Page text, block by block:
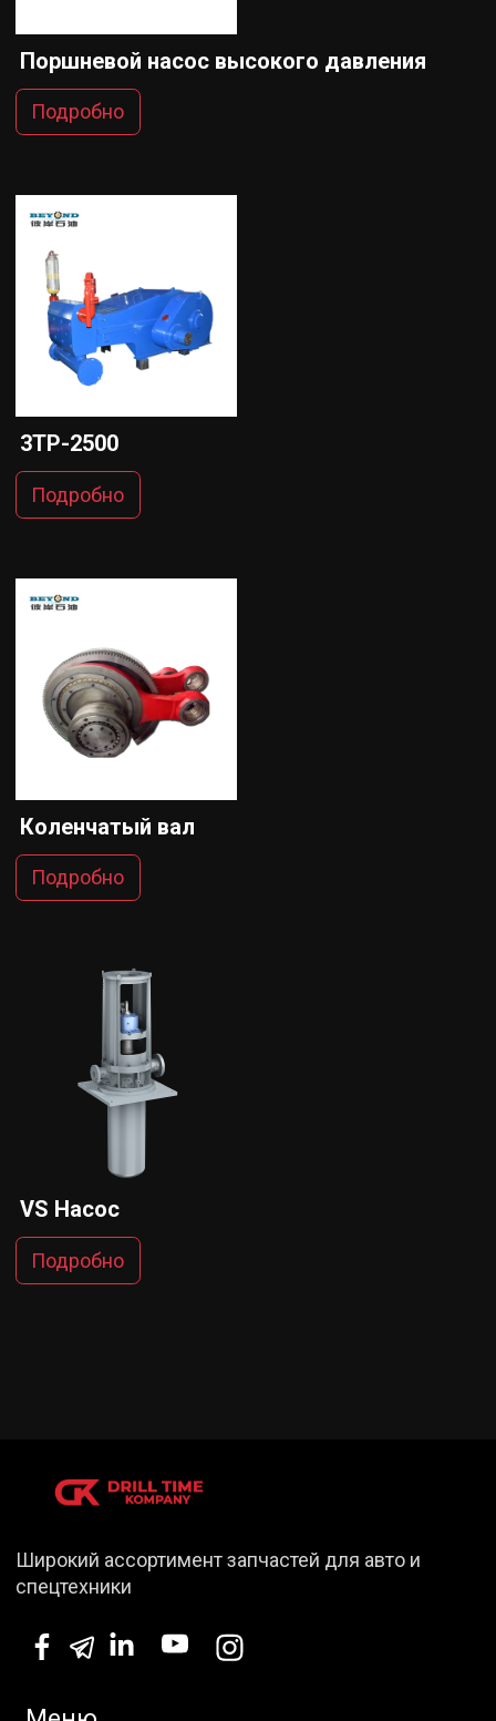
Поршневой насос высокого давления
Подробно
3TP-2500
Подробно
Коленчатый вал
Подробно
VS Насос
Подробно
Широкий ассортимент запчастей для авто и
спецтехники